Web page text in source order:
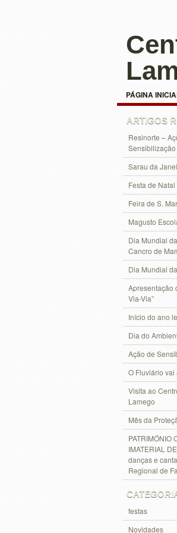
PÁGINA
TRABALHOS
ARTIGOS
Resinorte –
Sensibilização
Sarau da
Festa de Natal
Feira de S.
Magusto
Dia Mundial
Cancro de
Dia Mundial
Apresentação
Via-Via”
Início do ano
Dia do
Ação de
O Fluviário vai
Visita ao
Lamego
Mês da
PATRIMÓNIO
IMATERIAL
danças e
Regional de
festas
Novidades